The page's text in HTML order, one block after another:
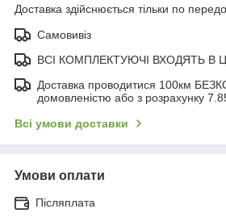
Доставка здійснюється тільки по
Самовивіз
ВСІ КОМПЛЕКТУЮЧІ ВХОДЯТЬ В
Доставка проводитися 100км
домовленістю або з розрахунку
Всі умови доставки
Умови оплати
Післяплата